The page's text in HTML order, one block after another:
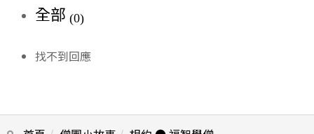
全部 (0)
找不到回應